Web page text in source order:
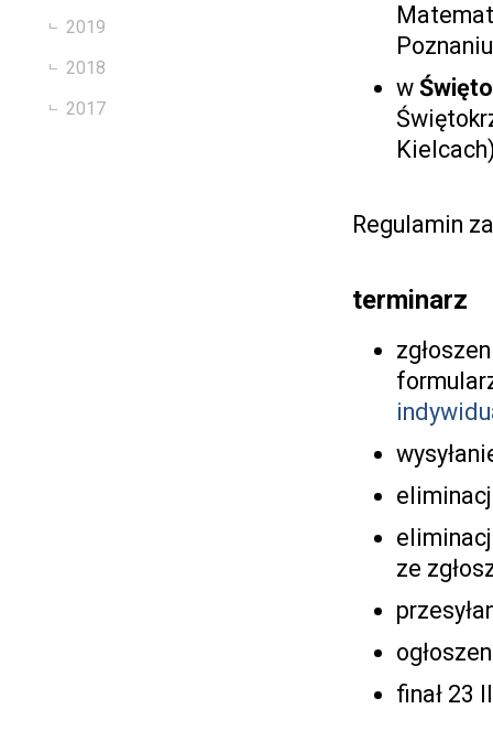
2019
2018
2017
w
Regulamin
terminarz
ze
finał 23